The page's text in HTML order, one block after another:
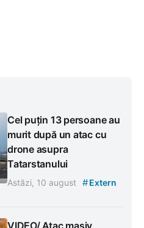
Cel puțin 13 persoane au
murit după un atac cu
drone asupra
Tatarstanului
Astăzi, 10 august #Extern
VIDEO/ Atac masiv